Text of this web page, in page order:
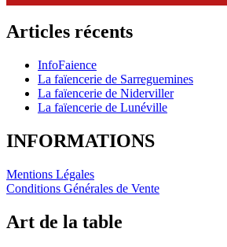
Articles récents
InfoFaience
La faïencerie de Sarreguemines
La faïencerie de Niderviller
La faïencerie de Lunéville
INFORMATIONS
Mentions Légales
Conditions Générales de Vente
Art de la table